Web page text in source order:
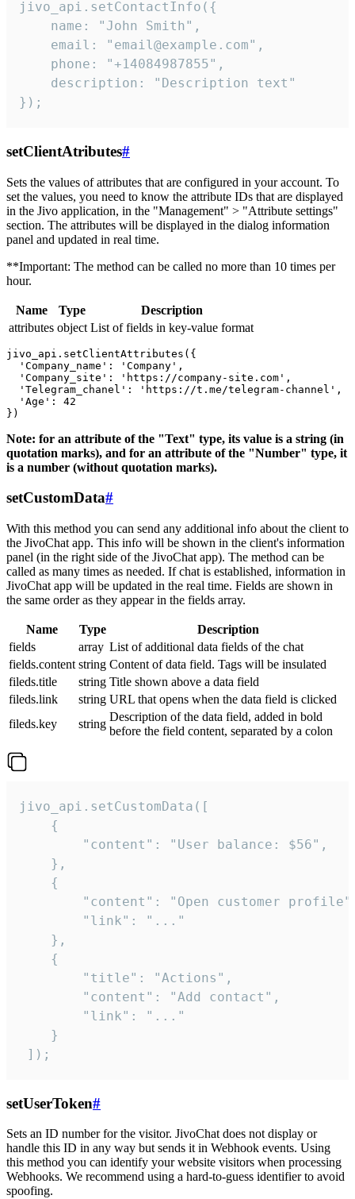
jivo_api.setContactInfo({
    name: "John Smith",
    email: "email@example.com",
    phone: "+14084987855",
    description: "Description text"
});
setClientAtributes#
Sets the values ​​of attributes that are configured in your account. To
set the values, you need to know the attribute IDs that are displayed
in the Jivo application, in the "Management" > "Attribute settings"
section. The attributes will be displayed in the dialog information
panel and updated in real time.
**Important: The method can be called no more than 10 times per
hour.
Name Type
Description
attributes object List of fields in key-value format
jivo_api.setClientAttributes({
  'Company_name': 'Company',
  'Company_site': 'https://company-site.com',
  'Telegram_chanel': 'https://t.me/telegram-channel',
  'Age': 42
Note: for an attribute of the "Text" type, its value is a string (in
quotation marks), and for an attribute of the "Number" type, it
is a number (without quotation marks).
setCustomData#
With this method you can send any additional info about the client to
the JivoChat app. This info will be shown in the client's information
panel (in the right side of the JivoChat app). The method can be
called as many times as needed. If chat is established, information in
JivoChat app will be updated in the real time. Fields are shown in
the same order as they appear in the fields array.
Name Type
Description
fields
array List of additional data fields of the chat
fields.content string Content of data field. Tags will be insulated
fileds.title
string Title shown above a data field
fileds.link
string URL that opens when the data field is clicked
fileds.key
string
Description of the data field, added in bold
before the field content, separated by a colon
jivo_api.setCustomData([
    {
        "content": "User balance: $56",
    },
    {
"content": "Open customer
        "link": "..."
    },
    {
        "title": "Actions",
        "content": "Add contact",
        "link": "..."
    }
]);
setUserToken#
Sets an ID number for the visitor. JivoChat does not display or
handle this ID in any way but sends it in Webhook events. Using
this method you can identify your website visitors when processing
Webhooks. We recommend using a hard-to-guess identifier to avoid
spoofing.